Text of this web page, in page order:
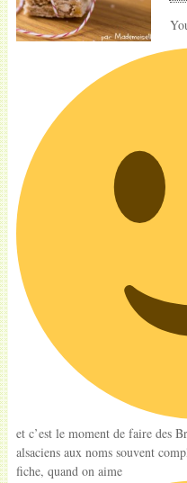
et c’est le moment de faire des
alsaciens aux noms souvent
fiche, quand on aime